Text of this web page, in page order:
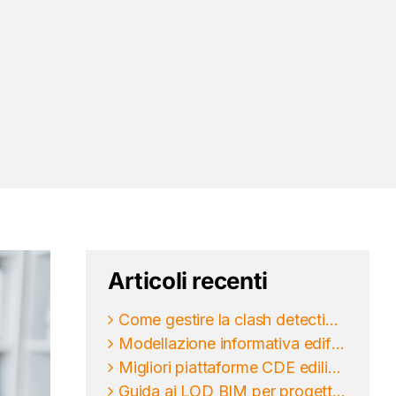
Articoli recenti
Come gestire la clash detection BIM nei progetti
Modellazione informativa edifici per progettare meglio
Migliori piattaforme CDE edilizia per il BIM
Guida ai LOD BIM per progettare senza ambiguità